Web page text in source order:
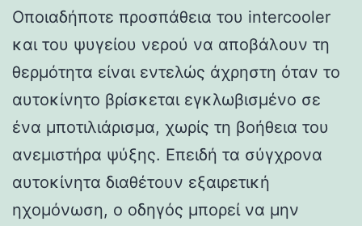
Οποιαδήποτε προσπάθεια του intercooler
και του ψυγείου νερού να αποβάλουν τη
θερμότητα είναι εντελώς άχρηστη όταν το
αυτοκίνητο βρίσκεται εγκλωβισμένο σε
ένα μποτιλιάρισμα, χωρίς τη βοήθεια του
ανεμιστήρα ψύξης. Επειδή τα σύγχρονα
αυτοκίνητα διαθέτουν εξαιρετική
ηχομόνωση, ο οδηγός μπορεί να μην